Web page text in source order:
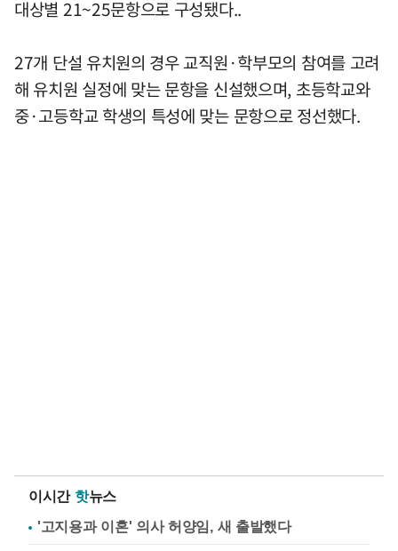
대상별 21~25문항으로 구성됐다..
27개 단설 유치원의 경우 교직원·학부모의 참여를 고려
해 유치원 실정에 맞는 문항을 신설했으며, 초등학교와
중·고등학교 학생의 특성에 맞는 문항으로 정선했다.
이시간 핫뉴스
'고지용과 이혼' 의사 허양임, 새 출발했다